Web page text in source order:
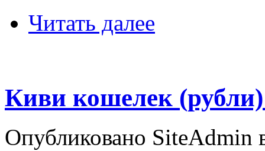
Читать далее
Киви кошелек
Опубликовано SiteAdmin